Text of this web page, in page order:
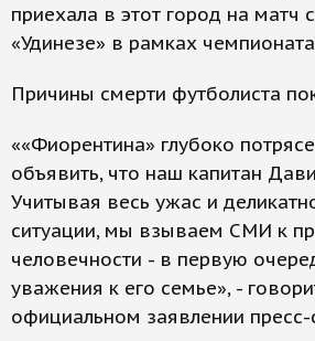
приехала в этот город на матч
«Удинезе» в рамках
Причины смерти футболиста
««Фиорентина» глубоко
объявить, что наш капитан
Учитывая весь ужас и
ситуации, мы взываем СМИ к
человечности - в первую
уважения к его семье», -
официальном заявлении